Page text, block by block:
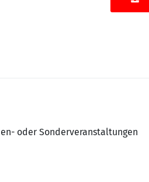
oder Sonderveranstaltungen